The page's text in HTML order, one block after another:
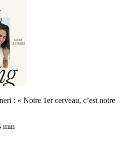
: « Notre 1er cerveau, c’est notre
min